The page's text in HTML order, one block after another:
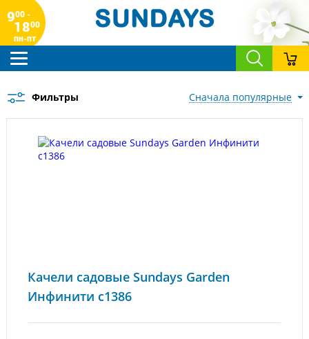
900 -
1800
пн-пт
Фильтры сначала популярные
Качели садовые Sundays Garden
Инфинити с1386